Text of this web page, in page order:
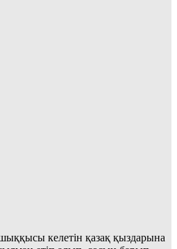
келетін қазақ қыздарына